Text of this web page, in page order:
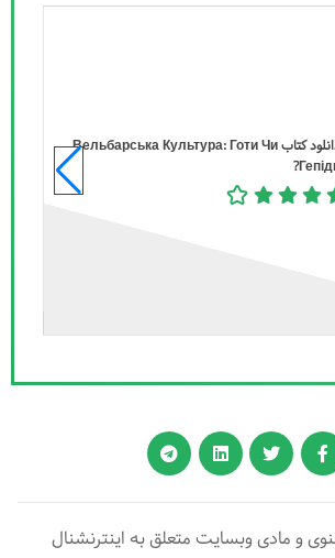
دانلود کتاب Вельбарська Культура: Готи Чи
و مادی وبسایت متعلق به اینترنشنال